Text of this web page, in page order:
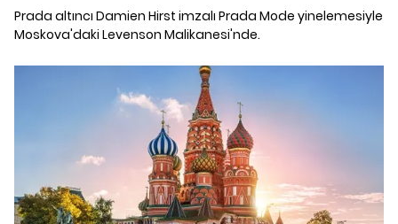
Prada altıncı Damien Hirst imzalı Prada Mode yinelemesiyle
Moskova'daki Levenson Malikanesi'nde.